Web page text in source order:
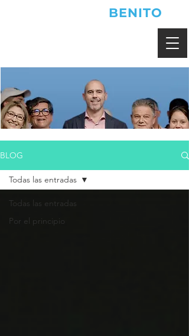
BENITO
BLOG
Todas las entradas
Por el principio
Todas las entradas